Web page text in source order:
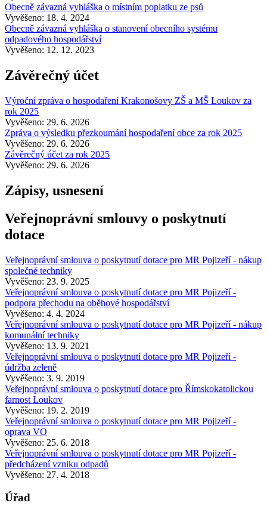
Obecně závazná vyhláška o místním poplatku ze psů
Vyvěšeno: 18. 4. 2024
Obecně závazná vyhláška o stanovení obecního systému
odpadového hospodářství
Vyvěšeno: 12. 12. 2023
Závěrečný účet
Výroční zpráva o hospodaření Krakonošovy ZŠ a MŠ Loukov za
rok 2025
Vyvěšeno: 29. 6. 2026
Zpráva o výsledku přezkoumání hospodaření obce za rok 2025
Vyvěšeno: 29. 6. 2026
Závěrečný účet za rok 2025
Vyvěšeno: 29. 6. 2026
Zápisy, usnesení
Veřejnoprávní smlouvy o poskytnutí
dotace
Veřejnoprávní smlouva o poskytnutí dotace pro MR Pojizeří - nákup
společné techniky
Vyvěšeno: 23. 9. 2025
Veřejnoprávní smlouva o poskytnutí dotace pro MR Pojizeří -
podpora přechodu na oběhové hospodářství
Vyvěšeno: 4. 4. 2024
Veřejnoprávní smlouva o poskytnutí dotace pro MR Pojizeří - nákup
komunální techniky
Vyvěšeno: 13. 9. 2021
Veřejnoprávní smlouva o poskytnutí dotace pro MR Pojizeří -
údržba zeleně
Vyvěšeno: 3. 9. 2019
Veřejnoprávní smlouva o poskytnutí dotace pro Římskokatolickou
farnost Loukov
Vyvěšeno: 19. 2. 2019
Veřejnoprávní smlouva o poskytnutí dotace pro MR Pojizeří -
oprava VO
Vyvěšeno: 25. 6. 2018
Veřejnoprávní smlouva o poskytnutí dotace pro MR Pojizeří -
předcházení vzniku odpadů
Vyvěšeno: 27. 4. 2018
Úřad